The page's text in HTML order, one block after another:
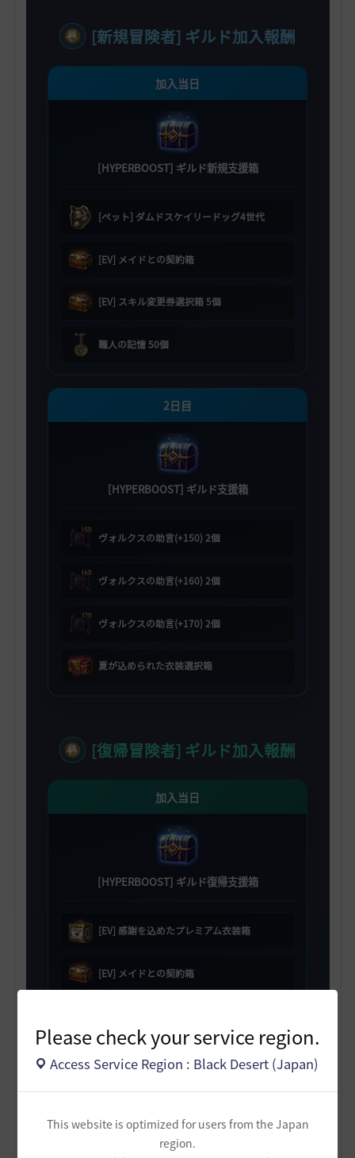
Please check your service region.
Access Service Region : Black Desert (Japan)
This website is optimized for users from the Japan
region.
[新規冒険者] ギルド加入報酬
加入当日
[HYPERBOOST] ギルド新規支援箱
[ペット] ダムドスケイリードッグ4世代
[EV] メイドとの契約箱
[EV] スキル変更券選択箱 5個
職人の記憶 50個
2日目
[HYPERBOOST] ギルド支援箱
ヴォルクスの助言(+150) 2個
ヴォルクスの助言(+160) 2個
ヴォルクスの助言(+170) 2個
夏が込められた衣装選択箱
[復帰冒険者] ギルド加入報酬
加入当日
[HYPERBOOST] ギルド復帰支援箱
[EV] 感謝を込めたプレミアム衣装箱
[EV] メイドとの契約箱
職人の記憶 50個
2日目